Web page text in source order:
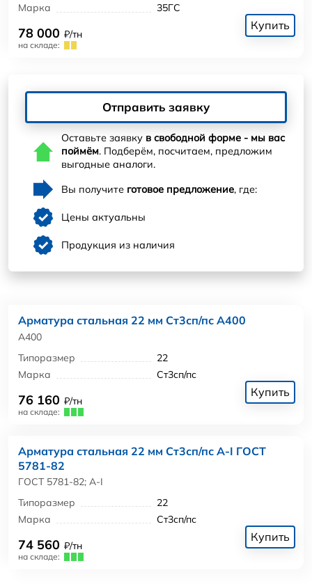
Марка
35ГС
78 000 ₽/тн
на складе:
Купить
Отправить заявку
Оставьте заявку в свободной форме - мы вас
поймём. Подберём, посчитаем, предложим
выгодные аналоги.
Вы получите готовое предложение, где:
Цены актуальны
Продукция из наличия
Арматура стальная 22 мм Ст3сп/пс А400
А400
Типоразмер
22
Марка
Ст3сп/пс
76 160 ₽/тн
на складе:
Купить
Арматура стальная 22 мм Ст3сп/пс А-I ГОСТ
5781-82
ГОСТ 5781-82; А-I
Типоразмер
22
Марка
Ст3сп/пс
74 560 ₽/тн
на складе:
Купить